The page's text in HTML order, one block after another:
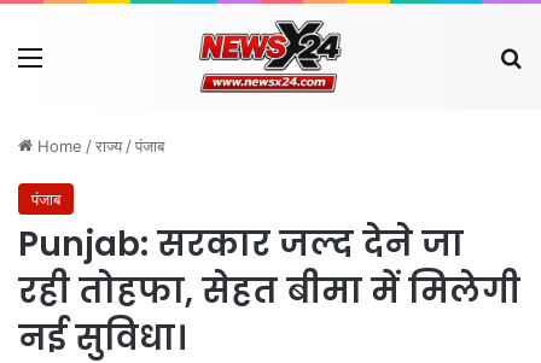
Menu
Home /राज्य /पंजाब
पंजाब
Punjab: सरकार जल्द देने जा
रही तोहफा, सेहत बीमा में मिलेगी
नई सुविधा।